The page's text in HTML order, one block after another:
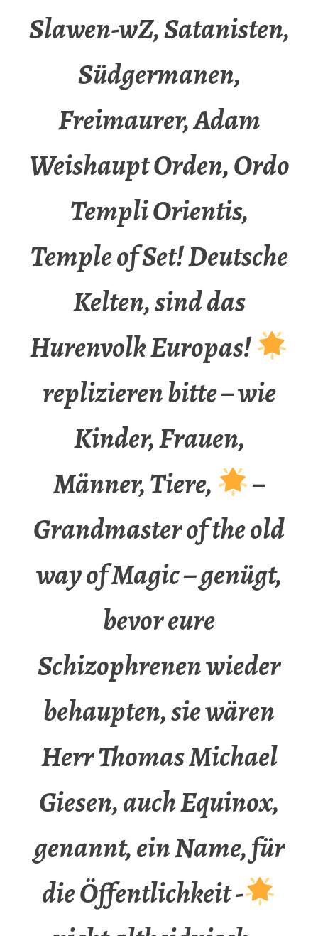
Slawen-wZ, Satanisten,
Südgermanen,
Freimaurer, Adam
Weishaupt Orden, Ordo
Templi Orientis,
Temple of Set! Deutsche
Kelten, sind das
Hurenvolk Europas!
replizieren bitte – wie
Kinder, Frauen,
Männer, Tiere,
–
Grandmaster of the old
way of Magic – genügt,
bevor eure
Schizophrenen wieder
behaupten, sie wären
Herr Thomas Michael
Giesen, auch Equinox,
genannt, ein Name, für
die Öffentlichkeit -